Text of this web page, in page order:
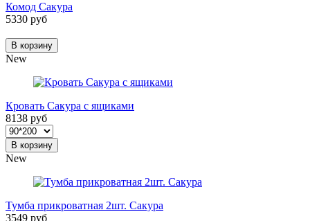
Комод Сакура
5330 руб
В корзину
New
Кровать Сакура с ящиками
8138 руб
В корзину
New
Тумба прикроватная 2шт. Сакура
3549 руб